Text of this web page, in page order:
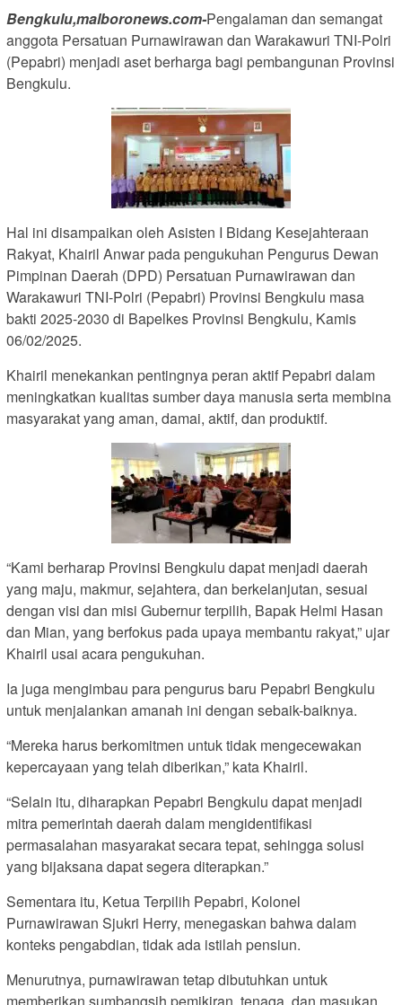
Bengkulu,malboronews.com-Pengalaman dan semangat
anggota Persatuan Purnawirawan dan Warakawuri TNI-Polri
(Pepabri) menjadi aset berharga bagi pembangunan Provinsi
Bengkulu.
Hal ini disampaikan oleh Asisten I Bidang Kesejahteraan
Rakyat, Khairil Anwar pada pengukuhan Pengurus Dewan
Pimpinan Daerah (DPD) Persatuan Purnawirawan dan
Warakawuri TNI-Polri (Pepabri) Provinsi Bengkulu masa
bakti 2025-2030 di Bapelkes Provinsi Bengkulu, Kamis
06/02/2025.
Khairil menekankan pentingnya peran aktif Pepabri dalam
meningkatkan kualitas sumber daya manusia serta membina
masyarakat yang aman, damai, aktif, dan produktif.
“Kami berharap Provinsi Bengkulu dapat menjadi daerah
yang maju, makmur, sejahtera, dan berkelanjutan, sesuai
dengan visi dan misi Gubernur terpilih, Bapak Helmi Hasan
dan Mian, yang berfokus pada upaya membantu rakyat,” ujar
Khairil usai acara pengukuhan.
Ia juga mengimbau para pengurus baru Pepabri Bengkulu
untuk menjalankan amanah ini dengan sebaik-baiknya.
“Mereka harus berkomitmen untuk tidak mengecewakan
kepercayaan yang telah diberikan,” kata Khairil.
“Selain itu, diharapkan Pepabri Bengkulu dapat menjadi
mitra pemerintah daerah dalam mengidentifikasi
permasalahan masyarakat secara tepat, sehingga solusi
yang bijaksana dapat segera diterapkan.”
Sementara itu, Ketua Terpilih Pepabri, Kolonel
Purnawirawan Sjukri Herry, menegaskan bahwa dalam
konteks pengabdian, tidak ada istilah pensiun.
Menurutnya, purnawirawan tetap dibutuhkan untuk
memberikan sumbangsih pemikiran, tenaga, dan masukan